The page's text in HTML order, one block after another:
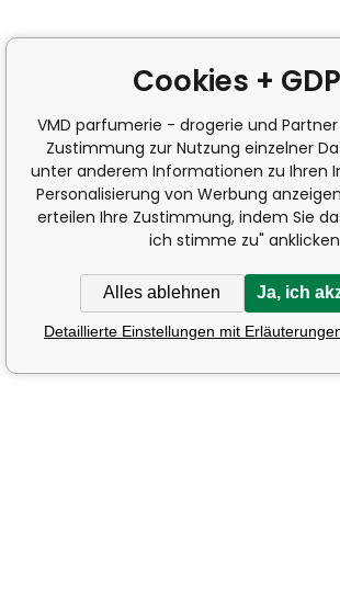
Cookies +
VMD parfumerie - drogerie und
Zustimmung zur Nutzung einzelner
unter anderem Informationen zu Ihren
Personalisierung von Werbung
erteilen Ihre Zustimmung, indem Sie
ich stimme zu"
Alles ablehnen Ja, ich
Detaillierte Einstellungen mit